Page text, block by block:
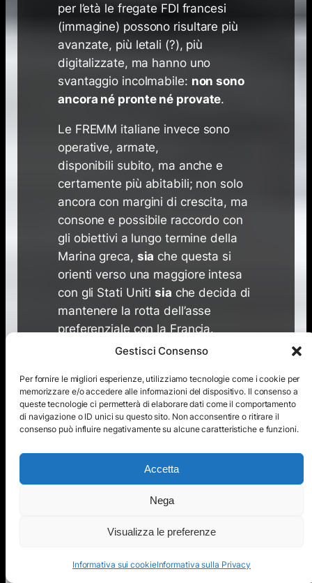
Gestisci Consenso
Per fornire le migliori esperienze, utilizziamo tecnologie come i cookie per
memorizzare e/o accedere alle informazioni del dispositivo. Il consenso a
queste tecnologie ci permetterà di elaborare dati come il comportamento
di navigazione o ID unici su questo sito. Non acconsentire o ritirare il
consenso può influire negativamente su alcune caratteristiche e funzioni.
Accetta
Nega
Visualizza le preferenze
Informativa sui cookieInformativa sulla Privacy
per l’età le fregate FDI francesi
(immagine) possono risultare più
avanzate, più letali (?), più
digitalizzate, ma hanno uno
svantaggio incolmabile: non sono
ancora né pronte né provate.
Le FREMM italiane invece sono
operative, armate,
disponibili subito, ma anche e
certamente più abitabili; non solo
ancora con margini di crescita, ma
consone e possibile raccordo con
gli obiettivi a lungo termine della
Marina greca, sia che questa si
orienti verso una maggiore intesa
con gli Stati Unitisia che decida di
mantenere la rotta dell’asse
preferenziale con la Francia.
Sono pronte, subito: questo è il
punto. La Grecia sta compensando
un vuoto temporale (non solo di
consegna ma anche di
integrazione di sistemi e strutture
annunciate) con l’unica offerta
concreta disponibile al momento.
rispondere alle necessità della
dire sì: ha colto l’occasione per